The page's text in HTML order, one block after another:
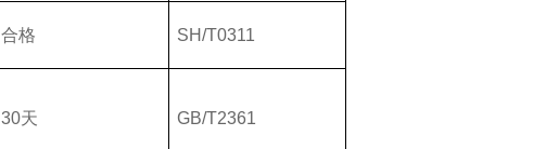
合格 SH/T0311
30天 GB/T2361